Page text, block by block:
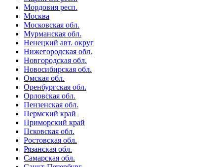
Мордовия респ.
Москва
Московская обл.
Мурманская обл.
Ненецкий авт. округ
Нижегородская обл.
Новгородская обл.
Новосибирская обл.
Омская обл.
Оренбургская обл.
Орловская обл.
Пензенская обл.
Пермский край
Приморский край
Псковская обл.
Ростовская обл.
Рязанская обл.
Самарская обл.